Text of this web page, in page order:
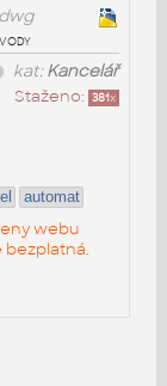
kat:Kancelář
Staženo: 381x
automat
webu
bezplatná.